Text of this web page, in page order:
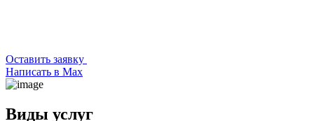
Оставить заявку
Написать в Max
Виды услуг